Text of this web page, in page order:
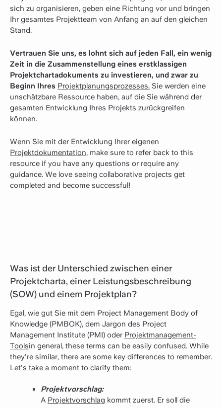
sich zu organisieren, geben eine Richtung vor und bringen
Ihr gesamtes Projektteam von Anfang an auf den gleichen
Stand.
Vertrauen Sie uns, es lohnt sich auf jeden Fall, ein wenig
Zeit in die Zusammenstellung eines erstklassigen
Projektchartadokuments zu investieren, und zwar zu
Beginn Ihres Projektplanungsprozesses. Sie werden eine
unschätzbare Ressource haben, auf die Sie während der
gesamten Entwicklung Ihres Projekts zurückgreifen
können.
Wenn Sie mit der Entwicklung Ihrer eigenen
Projektdokumentation, make sure to refer back to this
resource if you have any questions or require any
guidance. We love seeing collaborative projects get
completed and become successful!
Was ist der Unterschied zwischen einer
Projektcharta, einer Leistungsbeschreibung
(SOW) und einem Projektplan?
Egal, wie gut Sie mit dem Project Management Body of
Knowledge (PMBOK), dem Jargon des Project
Management Institute (PMI) oder Projektmanagement-
Toolsin general, these terms can be easily confused. While
they're similar, there are some key differences to remember.
Let's take a moment to clarify them:
Projektvorschlag:
A Projektvorschlag kommt zuerst. Er soll die